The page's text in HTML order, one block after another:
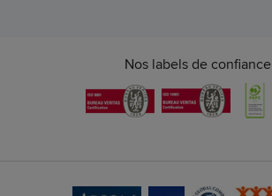
Nos labels de confiance